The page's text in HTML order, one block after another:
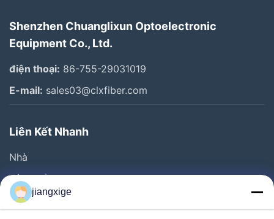
Shenzhen Chuanglixun Optoelectronic
Equipment Co., Ltd.
điện thoại: 86-755-29031019
E-mail: sales03@clxfiber.com
Liên Kết Nhanh
Nhà
Sản Phẩm
Về Chúng Tôi
jiangxige